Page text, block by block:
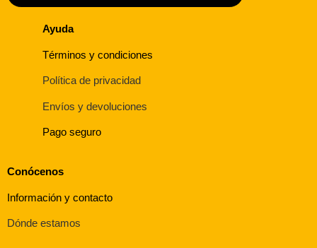
Ayuda
Términos y condiciones
Política de privacidad
Envíos y devoluciones
Pago seguro
Conócenos
Información y contacto
Dónde estamos